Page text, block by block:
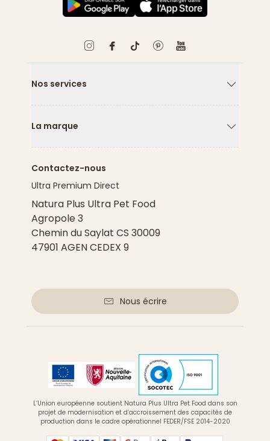
Nos services
La marque
Contactez-nous
Ultra Premium Direct
Natura Plus Ultra Pet Food
Agropole 3
Chemin du Saylat CS 30009
47901 AGEN CEDEX 9
Nous écrire
L’Union européenne soutient Natura Plus Ultra Pet Food dans son
projet de modernisation et d’accroissement des capacités de
production dans le cadre opérationnel FEDER/FSE 2014-2020